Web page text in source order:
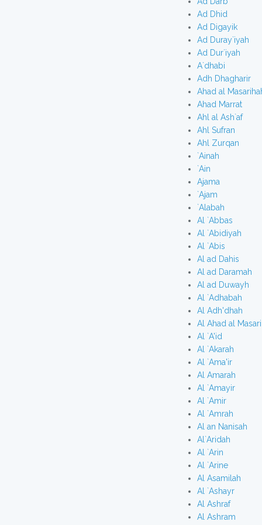
Ad Dhid
Ad Digayik
Ad Duray`iyah
Ad Dur`iyah
A`dhabi
Adh Dhagharir
Ahad al
Ahad Marrat
Ahl al Ash`af
Ahl Sufran
Ahl Zurqan
`Ainah
`Ain
Ajama
`Ajam
`Alabah
Al `Abbas
Al `Abidiyah
Al `Abis
Al ad Dahis
Al ad Daramah
Al ad Duwayh
Al `Adhabah
Al Adh'dhah
Al Ahad al
Al `A'id
Al `Akarah
Al `Ama'ir
Al Amarah
Al `Amayir
Al `Amir
Al `Amrah
Al an Nanisah
Al`Aridah
Al `Arin
Al `Arine
Al Asamilah
Al `Ashayr
Al Ashraf
Al Ashram